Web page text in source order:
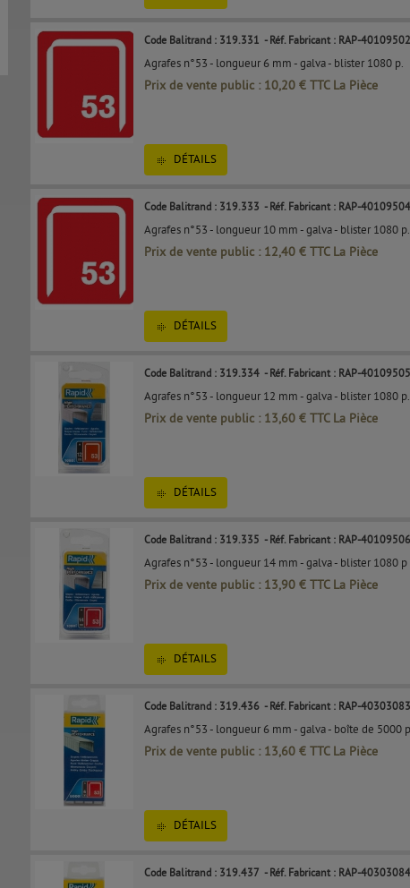
Code Balitrand : 319.331 - Réf. Fabricant : RAP-40109502
Agrafes n°53 - longueur 6 mm - galva - blister 1080 p.​
Prix de vente public : 10,20 € TTC La Pièce
DÉTAILS
Code Balitrand : 319.333 - Réf. Fabricant : RAP-40109504
Agrafes n°53 - longueur 10 mm - galva - blister 1080 p.​​
Prix de vente public : 12,40 € TTC La Pièce
DÉTAILS
Code Balitrand : 319.334 - Réf. Fabricant : RAP-40109505
Agrafes n°53 - longueur 12 mm - galva - blister 1080 p.
Prix de vente public : 13,60 € TTC La Pièce
DÉTAILS
Code Balitrand : 319.335 - Réf. Fabricant : RAP-40109506
Agrafes n°53 - longueur 14 mm - galva - blister 1080 p
Prix de vente public : 13,90 € TTC La Pièce
DÉTAILS
Code Balitrand : 319.436 - Réf. Fabricant : RAP-40303083
Agrafes n°53 - longueur 6 mm - galva - boîte de 5000
Prix de vente public : 13,60 € TTC La Pièce
DÉTAILS
Code Balitrand : 319.437 - Réf. Fabricant : RAP-40303084